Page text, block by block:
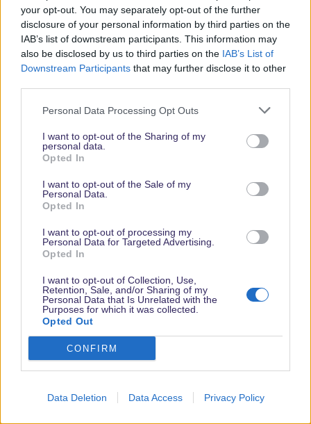
your opt-out. You may separately opt-out of the further
disclosure of your personal information by third parties on the
IAB’s list of downstream participants. This information may
also be disclosed by us to third parties on the IAB’s List of
Downstream Participants that may further disclose it to other
Personal Data Processing Opt Outs
I want to opt-out of the Sharing of my
personal data.
Opted In
I want to opt-out of the Sale of my
Personal Data.
Opted In
I want to opt-out of processing my
Personal Data for Targeted Advertising.
Opted In
I want to opt-out of Collection, Use,
Retention, Sale, and/or Sharing of my
Personal Data that Is Unrelated with the
Purposes for which it was collected.
Opted Out
CONFIRM
Data Deletion Data Access Privacy Policy
Menschen ist das, und viele weitere "Kleinigkeiten" gar nicht
mehr gegeben - das haben meist nur die "älteren" noch ganz
selbstverständlich im täglichen Umgang. (Wie Du ja an der
netten älteren CM bemerkt hast). Ein Grossteil der Gäste
erwartet es wohl auch gar nicht mehr....:roll: Wir haben jedoch
die ganzen fünf Tage immer freundliches, nie gelangweiltes
Personal angetroffen - sogar die Reinigungskräfte haben
Genaugenommen bist Du im Hotel nicht mehr intensiv "betreut"
das sogar als zuvorkommend ansehe, dass der CM sich selber
noch einmal davon überzeugt hat OB Dein Zimmer wirklich in
was sind 10 Minuten warten???? Wenn wir im DL sind dann
haben wir doch Urlaub und somit auch ein bischen mehr Zeit....
Und das mit dem defekten Aufzug - ja, das würde mein
optisches Empfinden stören - aber dann sage ich mir: "Es gibt ja
noch zwei, die funktionieren."
Dass es nicht mehr die Seifen im Micky Maus Karton gibt finde
ich auch sehr schade - aber die Shampoos von H2O haben doch
einen "Mickymaus-Hut" als Verschluss - somit ist DAS Teil doch
Disneybezogen. Diese H2O Produkte sind , so wie es aussieht